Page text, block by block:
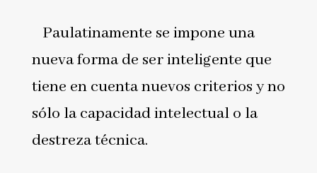
Paulatinamente se impone una
nueva forma de ser inteligente que
tiene en cuenta nuevos criterios y no
sólo la capacidad intelectual o la
destreza técnica.